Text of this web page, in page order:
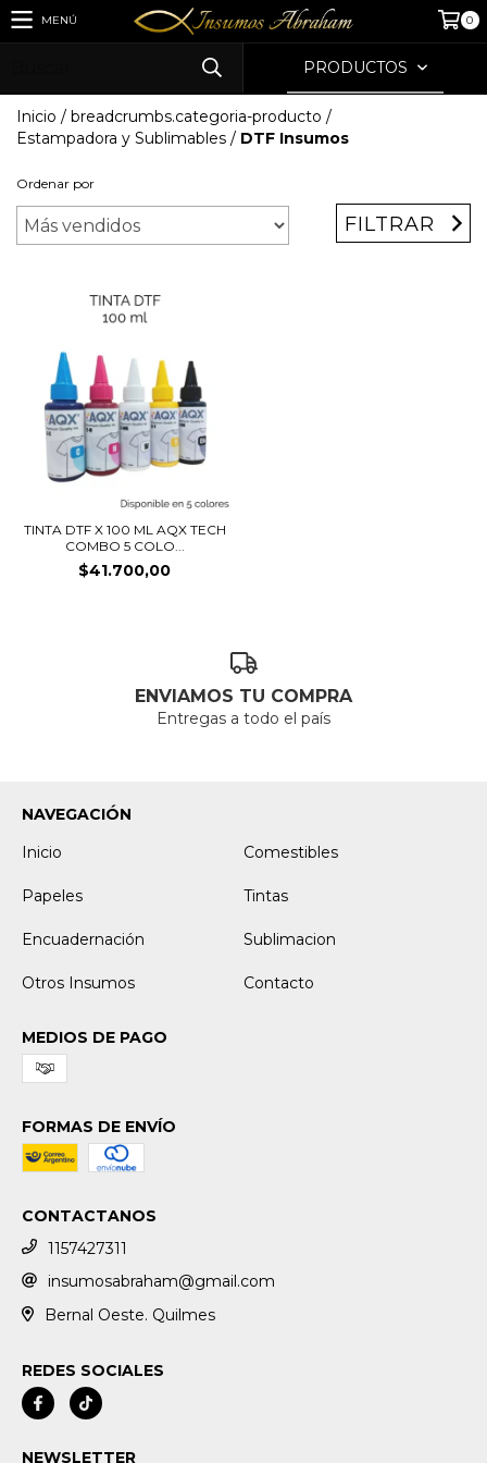
MENÚ 0
PRODUCTOS
Inicio / breadcrumbs.categoria-producto /
Estampadora y Sublimables / DTF Insumos
Ordenar por
FILTRAR
TINTA DTF X 100 ML AQX TECH
COMBO 5 COLO...
$41.700,00
ENVIAMOS TU COMPRA
Entregas a todo el país
NAVEGACIÓN
Inicio
Comestibles
Papeles Tintas
Encuadernación Sublimacion
Otros Insumos Contacto
MEDIOS DE PAGO
FORMAS DE ENVÍO
CONTACTANOS
1157427311
insumosabraham@gmail.com
Bernal Oeste. Quilmes
REDES SOCIALES
NEWSLETTER